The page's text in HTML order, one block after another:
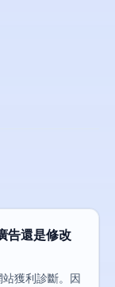
告還是修改
獲利診斷。因